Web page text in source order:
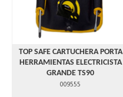
TOP SAFE CARTUCHERA PORTA
HERRAMIENTAS ELECTRICISTA
GRANDE TS90
009555